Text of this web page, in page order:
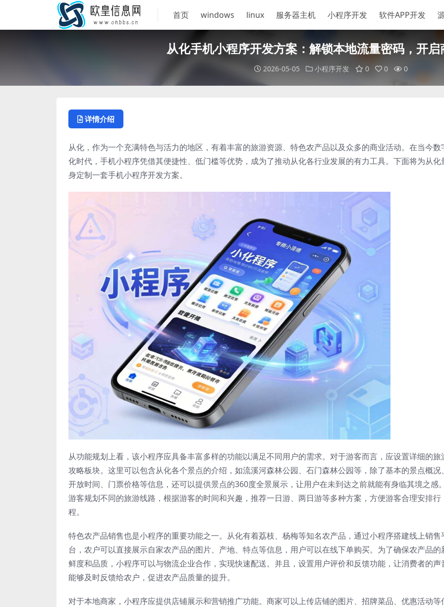
首页 windows linux 服务器主机 小程序开发 软件APP开发
从化手机小程序开发方案：解锁本地流量密码，开
2026-05-05 小程序开发 0 0 0
详情介绍
从化，作为一个充满特色与活力的地区，有着丰富的旅游资源、特色农产品以及众多的商业活动。在当今数
化时代，手机小程序凭借其便捷性、低门槛等优势，成为了推动从化各行业发展的有力工具。下面将为从化
身定制一套手机小程序开发方案。
从功能规划上看，该小程序应具备丰富多样的功能以满足不同用户的需求。对于游客而言，应设置详细的旅
攻略板块。这里可以包含从化各个景点的介绍，如流溪河森林公园、石门森林公园等，除了基本的景点概况、
开放时间、门票价格等信息，还可以提供景点的360度全景展示，让用户在未到达之前就能有身临其境之感
游客规划不同的旅游线路，根据游客的时间和兴趣，推荐一日游、两日游等多种方案，方便游客合理安排行
程。
特色农产品销售也是小程序的重要功能之一。从化有着荔枝、杨梅等知名农产品，通过小程序搭建线上销售
台，农户可以直接展示自家农产品的图片、产地、特点等信息，用户可以在线下单购买。为了确保农产品的
鲜度和品质，小程序可以与物流企业合作，实现快速配送。并且，设置用户评价和反馈功能，让消费者的声
能够及时反馈给农户，促进农产品质量的提升。
对于本地商家，小程序应提供店铺展示和营销推广功能。商家可以上传店铺的图片、招牌菜品、优惠活动等